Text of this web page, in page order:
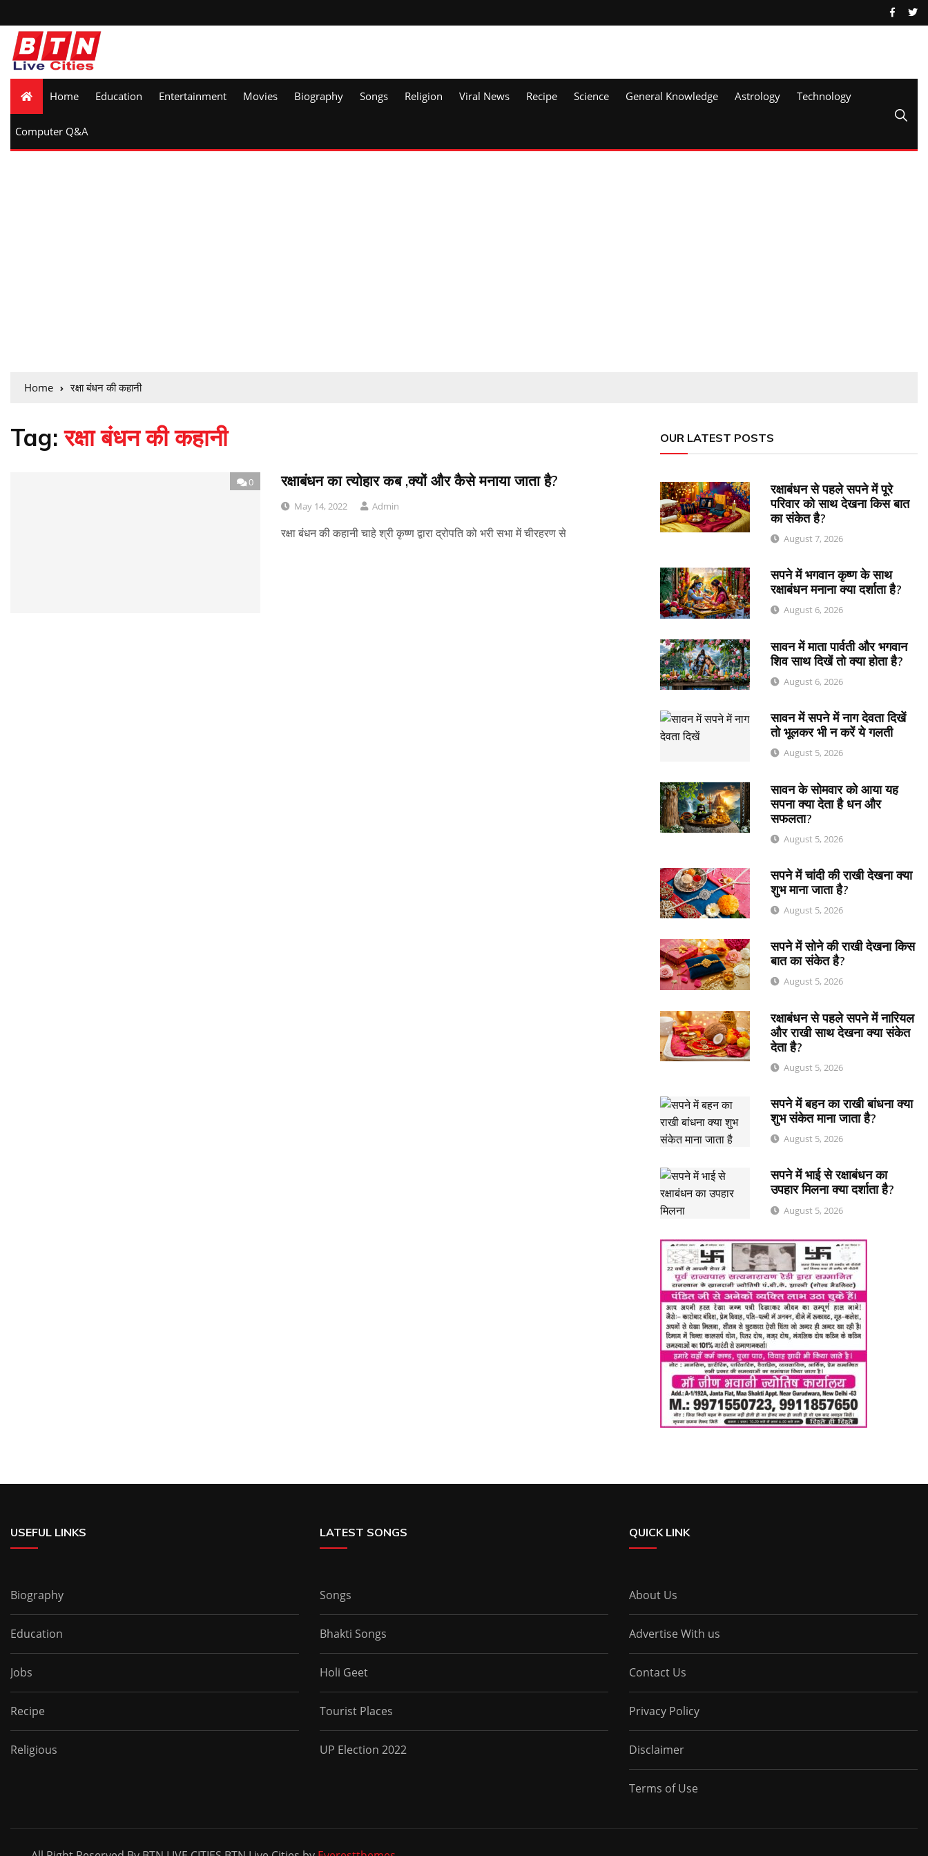
Home Education Entertainment Movies Biography Songs Religion Viral News Recipe Science General Knowledge Astrology Technology
Computer Q&A
Home रक्षा बंधन की कहानी
Tag:रक्षा बंधन की कहानी
0 रक्षाबंधन का त्योहार कब ,क्यों और कैसे मनाया जाता है?
May 14, 2022 Admin
रक्षा बंधन की कहानी चाहे श्री कृष्ण द्वारा द्रोपति को भरी सभा में चीरहरण से
OUR LATEST POSTS
रक्षाबंधन से पहले सपने में पूरे
परिवार को साथ देखना किस बात
का संकेत है?
August 7, 2026
सपने में भगवान कृष्ण के साथ
रक्षाबंधन मनाना क्या दर्शाता है?
August 6, 2026
सावन में माता पार्वती और भगवान
शिव साथ दिखें तो क्या होता है?
August 6, 2026
सावन में सपने में नाग देवता दिखें
तो भूलकर भी न करें ये गलती
August 5, 2026
सावन के सोमवार को आया यह
सपना क्या देता है धन और
सफलता?
August 5, 2026
सपने में चांदी की राखी देखना क्या
शुभ माना जाता है?
August 5, 2026
सपने में सोने की राखी देखना किस
बात का संकेत है?
August 5, 2026
रक्षाबंधन से पहले सपने में नारियल
और राखी साथ देखना क्या संकेत
देता है?
August 5, 2026
सपने में बहन का राखी बांधना क्या
शुभ संकेत माना जाता है?
August 5, 2026
सपने में भाई से रक्षाबंधन का
उपहार मिलना क्या दर्शाता है?
August 5, 2026
USEFUL LINKS
Biography
Education
Jobs
Recipe
Religious
LATEST SONGS
Songs
Bhakti Songs
Holi Geet
Tourist Places
UP Election 2022
QUICK LINK
About Us
Advertise With us
Contact Us
Privacy Policy
Disclaimer
Terms of Use